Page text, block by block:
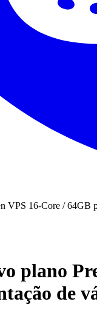
VPS 16-Core / 64GB
plano
de